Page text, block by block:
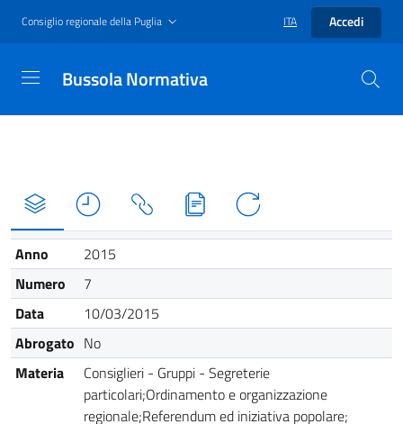
Consiglio regionale della Puglia ITA Accedi
Bussola Normativa
Anno
2015
Numero
7
Data
10/03/2015
Abrogato No
Materia
Consiglieri - Gruppi - Segreterie
particolari;Ordinamento e organizzazione
regionale;Referendum ed iniziativa popolare;